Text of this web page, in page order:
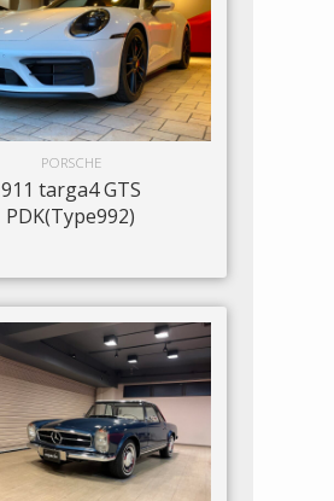
PORSCHE
911 targa4 GTS
PDK(Type992)